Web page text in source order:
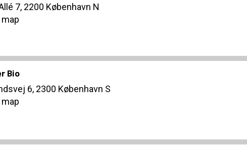
7, 2200 København N
Bio
6, 2300 København S